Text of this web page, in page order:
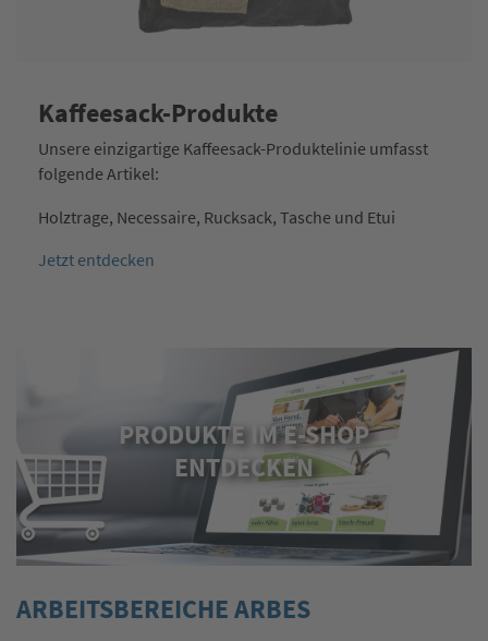
Kaffeesack-Produkte
Unsere einzigartige Kaffeesack-Produktelinie umfasst
folgende Artikel:
Holztrage, Necessaire, Rucksack, Tasche und Etui
Jetzt entdecken
PRODUKTE IM E-SHOP
ENTDECKEN
ARBEITSBEREICHE ARBES